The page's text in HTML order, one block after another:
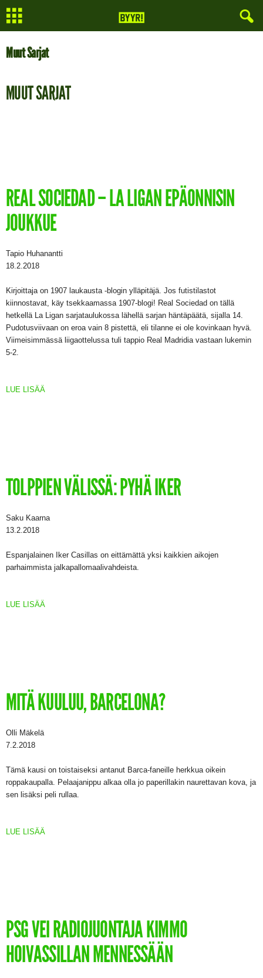
Muut Sarjat
MUUT SARJAT
REAL SOCIEDAD – LA LIGAN EPÄONNISIN
JOUKKUE
Tapio Huhanantti
18.2.2018
Kirjoittaja on 1907 laukausta -blogin ylläpitäjä. Jos futistilastot
kiinnostavat, käy tsekkaamassa 1907-blogi! Real Sociedad on tällä
hetkellä La Ligan sarjataulukossa lähellä sarjan häntäpäätä, sijalla 14.
Pudotusviivaan on eroa vain 8 pistettä, eli tilanne ei ole kovinkaan hyvä.
Viimeisimmässä liigaottelussa tuli tappio Real Madridia vastaan lukemin
5-2.
LUE LISÄÄ
TOLPPIEN VÄLISSÄ: PYHÄ IKER
Saku Kaarna
13.2.2018
Espanjalainen Iker Casillas on eittämättä yksi kaikkien aikojen
parhaimmista jalkapallomaalivahdeista.
LUE LISÄÄ
MITÄ KUULUU, BARCELONA?
Olli Mäkelä
7.2.2018
Tämä kausi on toistaiseksi antanut Barca-faneille herkkua oikein
roppakaupalla. Pelaajanippu alkaa olla jo paperillakin naurettavan kova, ja
sen lisäksi peli rullaa.
LUE LISÄÄ
PSG VEI RADIOJUONTAJA KIMMO
HOIVASSILLAN MENNESSÄÄN